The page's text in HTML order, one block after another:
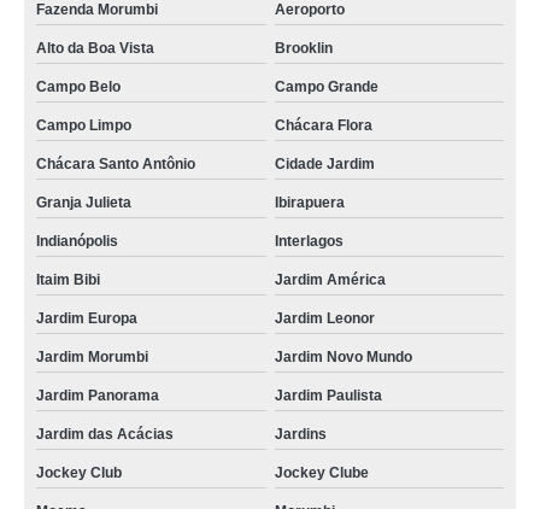
Fazenda Morumbi Aeroporto
Alto da Boa Vista Brooklin
Campo Belo Campo Grande
Campo Limpo Chácara Flora
Chácara Santo Antônio Cidade Jardim
Granja Julieta Ibirapuera
Indianópolis Interlagos
Itaim Bibi Jardim América
Jardim Europa Jardim Leonor
Jardim Morumbi Jardim Novo Mundo
Jardim Panorama Jardim Paulista
Jardim das Acácias Jardins
Jockey Club Jockey Clube